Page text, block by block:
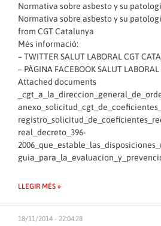
Normativa sobre asbesto y su
Normativa sobre asbesto y su
from CGT Catalunya
Més informació:
–TWITTER SALUT LABORAL CGT
– PÀGINA FACEBOOK SALUT
Attached documents
real_decreto_396-
LLEGIR MÉS »
18/11/2014 - 22:04:28